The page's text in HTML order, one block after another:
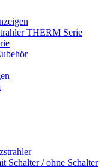
THERM Serie
Schalter / ohne Schalter